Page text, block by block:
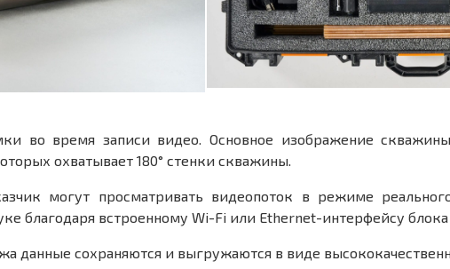
во время записи видео. Основное изображение
охватывает 180° стенки скважины.
могут просматривать видеопоток в режиме
благодаря встроенному Wi-Fi или Ethernet-интерфейсу блока
данные сохраняются и выгружаются в виде